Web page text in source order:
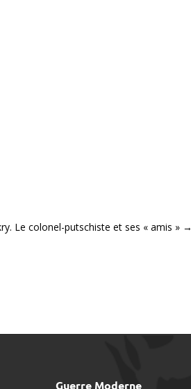
Le colonel-putschiste et ses « amis »→
Guerre Moderne